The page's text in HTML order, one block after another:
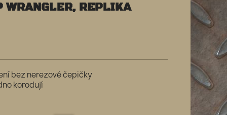
WRANGLER, REPLIKA
bez nerezové čepičky
korodují